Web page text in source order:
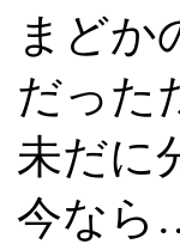
まどか
だった
未だに
今なら